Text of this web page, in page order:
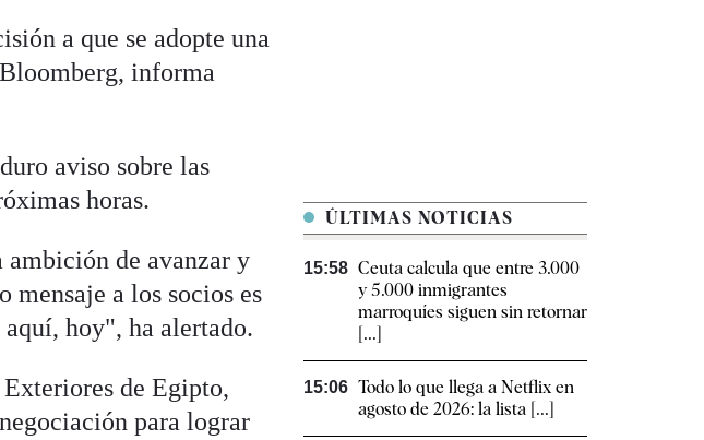
a que se adopte una
informa
aviso sobre las
horas.
ambición de avanzar y
mensaje a los socios es
hoy", ha alertado.
de Egipto,
para lograr
ÚLTIMAS NOTICIAS
15:58 Ceuta calcula que entre 3.000
y 5.000 inmigrantes
marroquíes siguen sin retornar
[...]
15:06 Todo lo que llega a Netflix en
agosto de 2026: la lista [...]